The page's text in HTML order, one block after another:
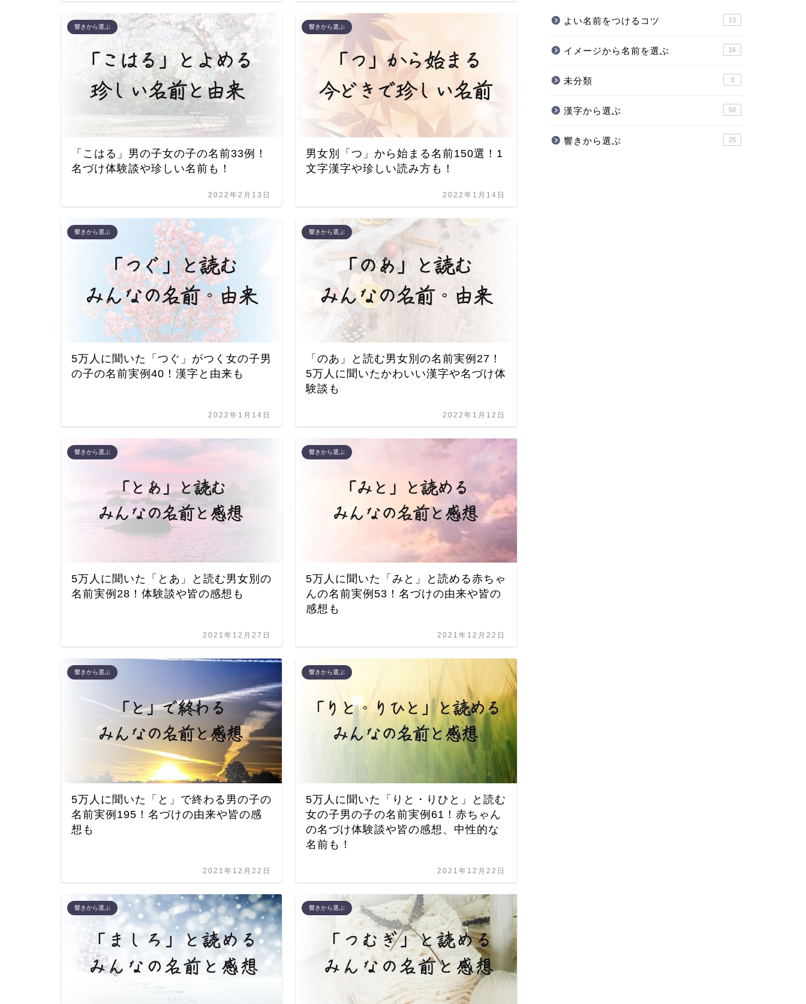
響きから選ぶ
「こはる」男の子女の子の名前33例！
名づけ体験談や珍しい名前も！
2022年2月13日
響きから選ぶ
男女別「つ」から始まる名前150選！1
文字漢字や珍しい読み方も！
2022年1月14日
響きから選ぶ
5万人に聞いた「つぐ」がつく女の子男
の子の名前実例40！漢字と由来も
2022年1月14日
響きから選ぶ
「のあ」と読む男女別の名前実例27！
5万人に聞いたかわいい漢字や名づけ体
験談も
2022年1月12日
響きから選ぶ
5万人に聞いた「とあ」と読む男女別の
名前実例28！体験談や皆の感想も
2021年12月27日
響きから選ぶ
5万人に聞いた「みと」と読める赤ちゃ
んの名前実例53！名づけの由来や皆の
感想も
2021年12月22日
響きから選ぶ
5万人に聞いた「と」で終わる男の子の
名前実例195！名づけの由来や皆の感
想も
2021年12月22日
響きから選ぶ
5万人に聞いた「りと・りひと」と読む
女の子男の子の名前実例61！赤ちゃん
の名づけ体験談や皆の感想、中性的な
名前も！
2021年12月22日
響きから選ぶ 響きから選ぶ
よい名前をつけるコツ 13
イメージから名前を選ぶ 16
未分類 3
漢字から選ぶ 50
響きから選ぶ 25